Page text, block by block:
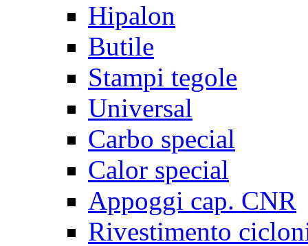
Hipalon
Butile
Stampi tegole
Universal
Carbo special
Calor special
Appoggi cap. CNR
Rivestimento